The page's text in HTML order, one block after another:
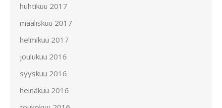
huhtikuu 2017
maaliskuu 2017
helmikuu 2017
joulukuu 2016
syyskuu 2016
heinäkuu 2016